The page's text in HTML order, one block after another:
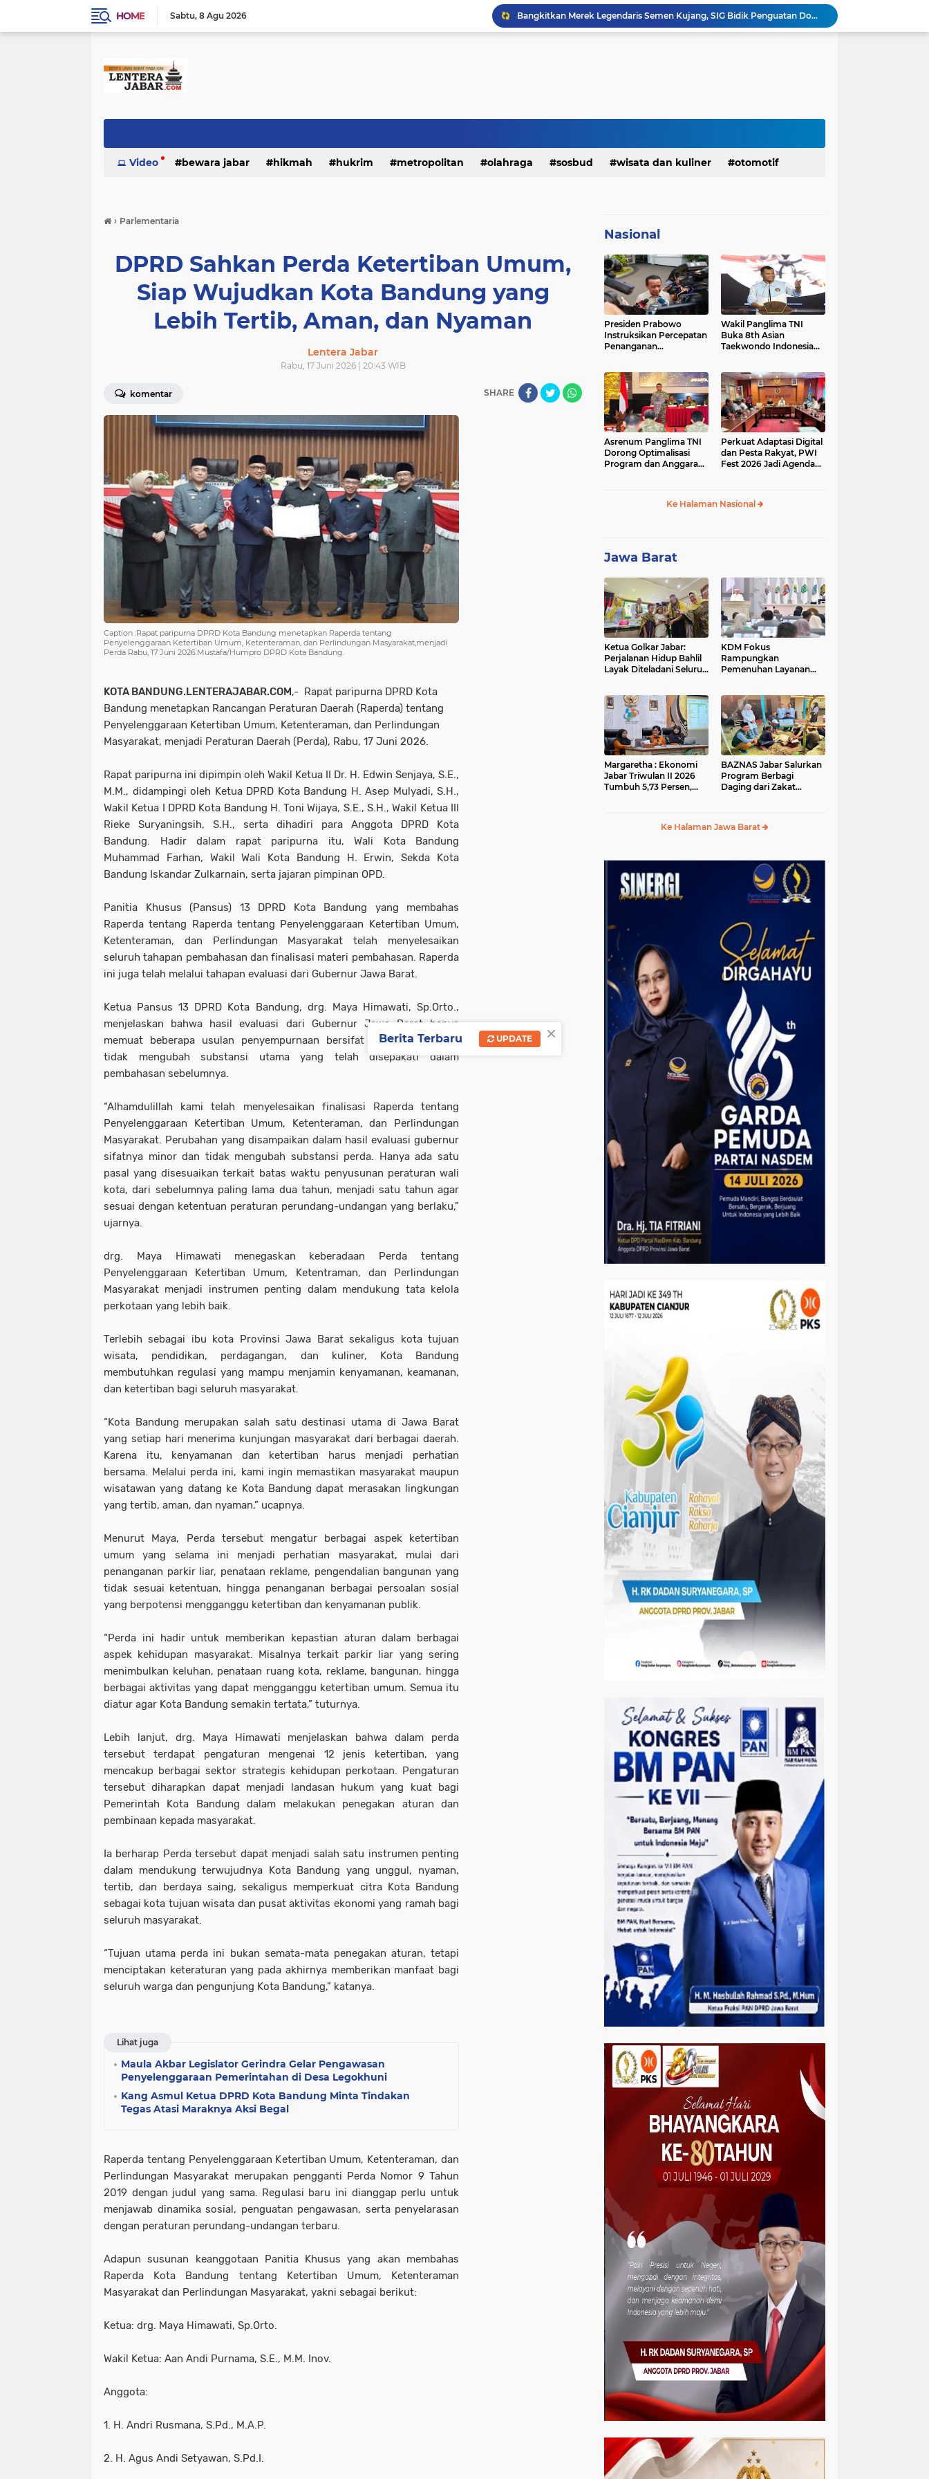
HOME Sabtu 8 Agu 2026
Ketua Golkar Jabar: Perjalanan Hidup Bahlil Layak Diteladani Seluruh Kader Partai
KDM Fokus Rampungkan Pemenuhan Layanan Dasar dan Konektivitas Wilayah pada 2027
Jelang Konferprov PWI Jabar, Bos Ayo Media Sambangi Rumah PWI Kota Bogor
Video bewara jabar hikmah hukrim metropolitan olahraga sosbud wisata dan kuliner otomotif
› Parlementaria
DPRD Sahkan Perda Ketertiban Umum,
Siap Wujudkan Kota Bandung yang
Lebih Tertib, Aman, dan Nyaman
Lentera Jabar
Rabu, 17 Juni 2026 | 20:43 WIB
komentar SHARE
Caption :Rapat paripurna DPRD Kota Bandung menetapkan Raperda tentang
Penyelenggaraan Ketertiban Umum, Ketenteraman, dan Perlindungan Masyarakat,menjadi
Perda Rabu, 17 Juni 2026.Mustafa/Humpro DPRD Kota Bandung.
KOTA BANDUNG.LENTERAJABAR.COM,- Rapat paripurna DPRD Kota
Bandung menetapkan Rancangan Peraturan Daerah (Raperda) tentang
Penyelenggaraan Ketertiban Umum, Ketenteraman, dan Perlindungan
Masyarakat, menjadi Peraturan Daerah (Perda), Rabu, 17 Juni 2026.
Rapat paripurna ini dipimpin oleh Wakil Ketua II Dr. H. Edwin Senjaya, S.E.,
M.M., didampingi oleh Ketua DPRD Kota Bandung H. Asep Mulyadi, S.H.,
Wakil Ketua I DPRD Kota Bandung H. Toni Wijaya, S.E., S.H., Wakil Ketua III
Rieke Suryaningsih, S.H., serta dihadiri para Anggota DPRD Kota
Bandung. Hadir dalam rapat paripurna itu, Wali Kota Bandung
Muhammad Farhan, Wakil Wali Kota Bandung H. Erwin, Sekda Kota
Bandung Iskandar Zulkarnain, serta jajaran pimpinan OPD.
Panitia Khusus (Pansus) 13 DPRD Kota Bandung yang membahas
Raperda tentang Raperda tentang Penyelenggaraan Ketertiban Umum,
Ketenteraman, dan Perlindungan Masyarakat telah menyelesaikan
seluruh tahapan pembahasan dan finalisasi materi pembahasan. Raperda
ini juga telah melalui tahapan evaluasi dari Gubernur Jawa Barat.
Ketua Pansus 13 DPRD Kota Bandung, drg. Maya Himawati, Sp.Orto.,
menjelaskan bahwa hasil evaluasi dari Gubernur Jawa Barat hanya
memuat beberapa usulan penyempurnaan bersifat administratif dan
tidak mengubah substansi utama yang telah disepakati dalam
pembahasan sebelumnya.
“Alhamdulillah kami telah menyelesaikan finalisasi Raperda tentang
Penyelenggaraan Ketertiban Umum, Ketenteraman, dan Perlindungan
Masyarakat. Perubahan yang disampaikan dalam hasil evaluasi gubernur
sifatnya minor dan tidak mengubah substansi perda. Hanya ada satu
pasal yang disesuaikan terkait batas waktu penyusunan peraturan wali
kota, dari sebelumnya paling lama dua tahun, menjadi satu tahun agar
sesuai dengan ketentuan peraturan perundang-undangan yang berlaku,”
ujarnya.
drg. Maya Himawati menegaskan keberadaan Perda tentang
Penyelenggaraan Ketertiban Umum, Ketentraman, dan Perlindungan
Masyarakat menjadi instrumen penting dalam mendukung tata kelola
perkotaan yang lebih baik.
Terlebih sebagai ibu kota Provinsi Jawa Barat sekaligus kota tujuan
wisata, pendidikan, perdagangan, dan kuliner, Kota Bandung
membutuhkan regulasi yang mampu menjamin kenyamanan, keamanan,
dan ketertiban bagi seluruh masyarakat.
“Kota Bandung merupakan salah satu destinasi utama di Jawa Barat
yang setiap hari menerima kunjungan masyarakat dari berbagai daerah.
Karena itu, kenyamanan dan ketertiban harus menjadi perhatian
bersama. Melalui perda ini, kami ingin memastikan masyarakat maupun
wisatawan yang datang ke Kota Bandung dapat merasakan lingkungan
yang tertib, aman, dan nyaman,” ucapnya.
Menurut Maya, Perda tersebut mengatur berbagai aspek ketertiban
umum yang selama ini menjadi perhatian masyarakat, mulai dari
penanganan parkir liar, penataan reklame, pengendalian bangunan yang
tidak sesuai ketentuan, hingga penanganan berbagai persoalan sosial
yang berpotensi mengganggu ketertiban dan kenyamanan publik.
“Perda ini hadir untuk memberikan kepastian aturan dalam berbagai
aspek kehidupan masyarakat. Misalnya terkait parkir liar yang sering
menimbulkan keluhan, penataan ruang kota, reklame, bangunan, hingga
berbagai aktivitas yang dapat mengganggu ketertiban umum. Semua itu
diatur agar Kota Bandung semakin tertata,” tuturnya.
Lebih lanjut, drg. Maya Himawati menjelaskan bahwa dalam perda
tersebut terdapat pengaturan mengenai 12 jenis ketertiban, yang
mencakup berbagai sektor strategis kehidupan perkotaan. Pengaturan
tersebut diharapkan dapat menjadi landasan hukum yang kuat bagi
Pemerintah Kota Bandung dalam melakukan penegakan aturan dan
pembinaan kepada masyarakat.
Ia berharap Perda tersebut dapat menjadi salah satu instrumen penting
dalam mendukung terwujudnya Kota Bandung yang unggul, nyaman,
tertib, dan berdaya saing, sekaligus memperkuat citra Kota Bandung
sebagai kota tujuan wisata dan pusat aktivitas ekonomi yang ramah bagi
seluruh masyarakat.
“Tujuan utama perda ini bukan semata-mata penegakan aturan, tetapi
menciptakan keteraturan yang pada akhirnya memberikan manfaat bagi
seluruh warga dan pengunjung Kota Bandung,” katanya.
Lihat juga
Maula Akbar Legislator Gerindra Gelar Pengawasan
Penyelenggaraan Pemerintahan di Desa Legokhuni
Kang Asmul Ketua DPRD Kota Bandung Minta Tindakan
Tegas Atasi Maraknya Aksi Begal
Raperda tentang Penyelenggaraan Ketertiban Umum, Ketenteraman, dan
Perlindungan Masyarakat merupakan pengganti Perda Nomor 9 Tahun
2019 dengan judul yang sama. Regulasi baru ini dianggap perlu untuk
menjawab dinamika sosial, penguatan pengawasan, serta penyelarasan
dengan peraturan perundang-undangan terbaru.
Adapun susunan keanggotaan Panitia Khusus yang akan membahas
Raperda Kota Bandung tentang Ketertiban Umum, Ketenteraman
Masyarakat dan Perlindungan Masyarakat, yakni sebagai berikut:
Ketua: drg. Maya Himawati, Sp.Orto.
Wakil Ketua: Aan Andi Purnama, S.E., M.M. Inov.
Anggota:
1. H. Andri Rusmana, S.Pd., M.A.P.
2. H. Agus Andi Setyawan, S.Pd.I.
Nasional
Presiden Prabowo
Instruksikan Percepatan
Penanganan
BBM
Wakil Panglima TNI
Buka 8th Asian
Taekwondo Indonesia
Asrenum Panglima TNI
Dorong Optimalisasi
Program dan Anggaran
Perkuat Adaptasi Digital
dan Pesta Rakyat, PWI
Fest 2026 Jadi Agenda
Ke Halaman Nasional
Jawa Barat
Ketua Golkar Jabar:
Perjalanan Hidup Bahlil
Layak Diteladani Seluruh
KDM Fokus
Rampungkan
Pemenuhan Layanan
Margaretha : Ekonomi
Jabar Triwulan II 2026
Tumbuh 5,73 Persen,
BAZNAS Jabar Salurkan
Program Berbagi
Daging dari Zakat
Ke Halaman Jawa Barat
×
Berita Terbaru UPDATE